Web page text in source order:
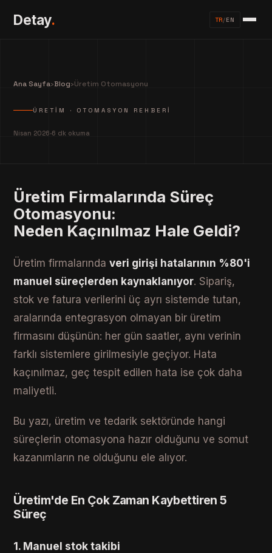
Detay. TR/EN
Ana Sayfa›Blog›Üretim Otomasyonu
ÜRETIM · OTOMASYON REHBERI
Nisan 2026·6 dk okuma
Üretim Firmalarında Süreç
Otomasyonu:
Neden Kaçınılmaz Hale Geldi?
Üretim firmalarındaveri girişi hatalarının %80'i
manuel süreçlerden kaynaklanıyor. Sipariş,
stok ve fatura verilerini üç ayrı sistemde tutan,
aralarında entegrasyon olmayan bir üretim
firmasını düşünün: her gün saatler, aynı verinin
farklı sistemlere girilmesiyle geçiyor. Hata
kaçınılmaz, geç tespit edilen hata ise çok daha
maliyetli.
Bu yazı, üretim ve tedarik sektöründe hangi
süreçlerin otomasyona hazır olduğunu ve somut
kazanımların ne olduğunu ele alıyor.
Üretim'de En Çok Zaman Kaybettiren 5
Süreç
1. Manuel stok takibi